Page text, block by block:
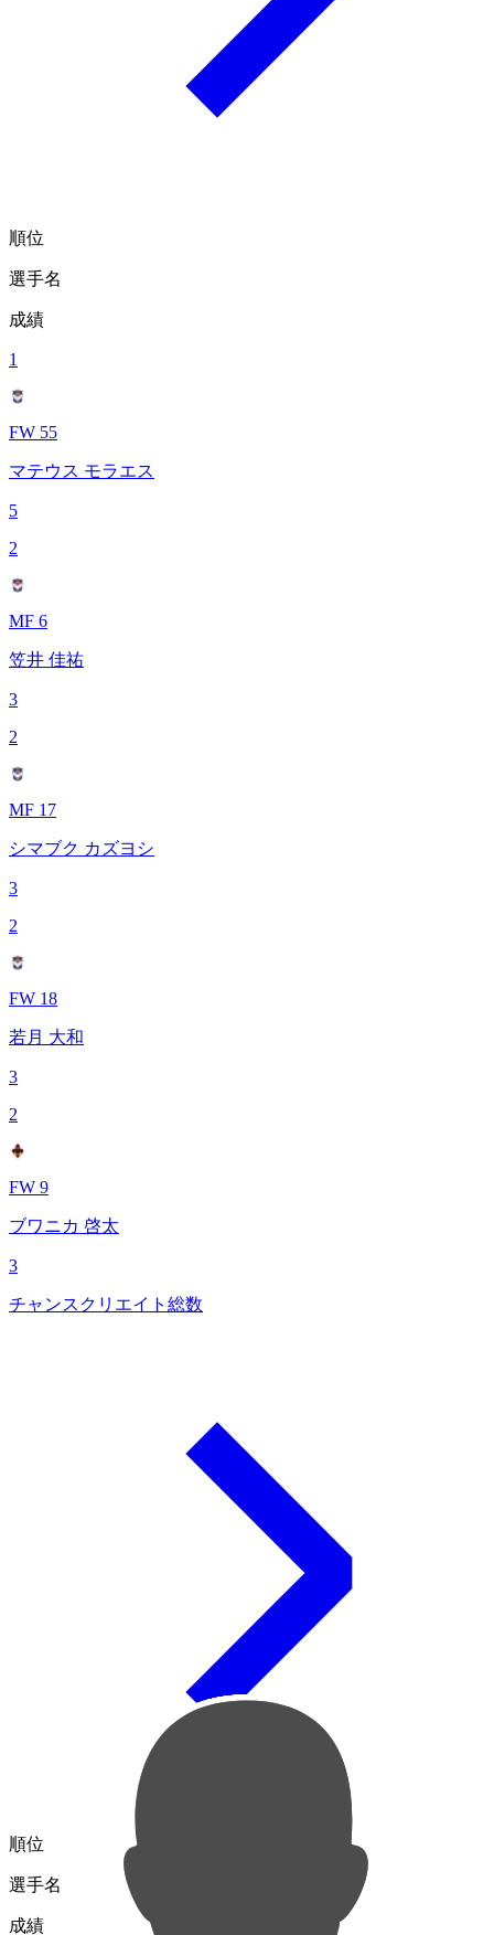
順位
選手名
成績
1
FW 55
マテウス モラエス
5
2
MF 6
笠井 佳祐
3
2
MF 17
シマブク カズヨシ
3
2
FW 18
若月 大和
3
2
FW 9
ブワニカ 啓太
3
チャンスクリエイト総数
順位
選手名
成績